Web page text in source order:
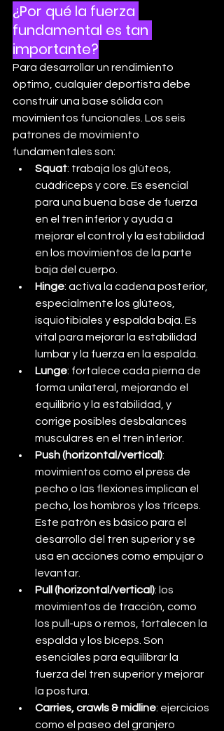
¿Por qué la fuerza
fundamental es tan
importante?
Para desarrollar un rendimiento
óptimo, cualquier deportista debe
construir una base sólida con
movimientos funcionales. Los seis
patrones de movimiento
fundamentales son:
Squat: trabaja los glúteos,
cuádriceps y core. Es esencial
para una buena base de fuerza
en el tren inferior y ayuda a
mejorar el control y la estabilidad
en los movimientos de la parte
baja del cuerpo.
Hinge: activa la cadena posterior,
especialmente los glúteos,
isquiotibiales y espalda baja. Es
vital para mejorar la estabilidad
lumbar y la fuerza en la espalda.
Lunge: fortalece cada pierna de
forma unilateral, mejorando el
equilibrio y la estabilidad, y
corrige posibles desbalances
musculares en el tren inferior.
Push (horizontal/vertical):
movimientos como el press de
pecho o las flexiones implican el
pecho, los hombros y los tríceps.
Este patrón es básico para el
desarrollo del tren superior y se
usa en acciones como empujar o
levantar.
Pull (horizontal/vertical): los
movimientos de tracción, como
los pull-ups o remos, fortalecen la
espalda y los bíceps. Son
esenciales para equilibrar la
fuerza del tren superior y mejorar
la postura.
Carries, crawls & midline: ejercicios
como el paseo del granjero